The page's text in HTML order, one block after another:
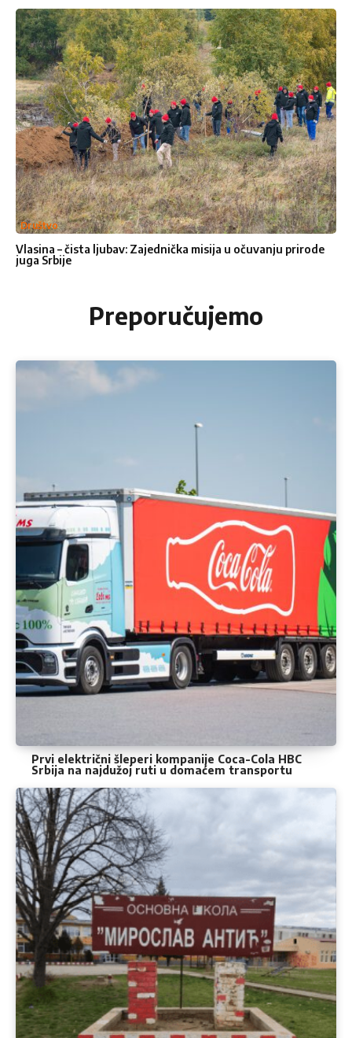
Društvo
Vlasina – čista ljubav: Zajednička misija u očuvanju prirode
juga Srbije
Preporučujemo
Prvi električni šleperi kompanije Coca-Cola HBC
Srbija na najdužoj ruti u domaćem transportu